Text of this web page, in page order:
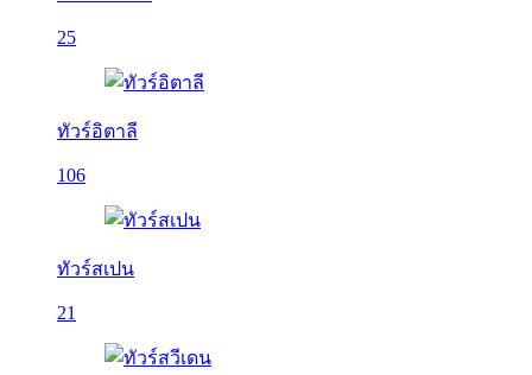
25
ทัวร์อิตาลี
106
ทัวร์สเปน
21